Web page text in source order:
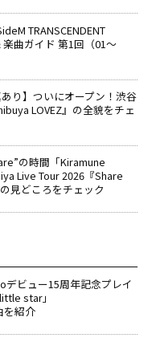
TRANSCENDENT
曲ガイド 第1回（01～
あり】ついにオープン！渋谷
LOVEZ』の全貌をチェ
の時間――「Kiramune
Live Tour 2026『Share
見どころをチェック
デビュー15周年記念プレイ
star」
を紹介